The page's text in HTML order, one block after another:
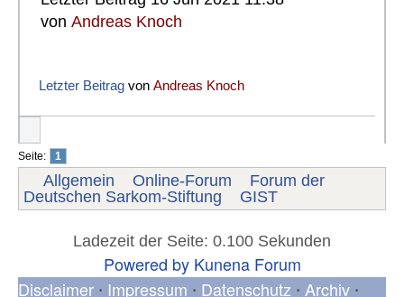
vonAndreas Knoch
Letzter Beitrag vonAndreas Knoch
Seite: 1
Allgemein Online-Forum
Forum der
Deutschen Sarkom-Stiftung
GIST
Ladezeit der Seite: 0.100 Sekunden
Powered by Kunena Forum
Disclaimer • Impressum • Datenschutz • Archiv •